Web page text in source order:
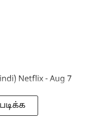
Netflix - Aug 7